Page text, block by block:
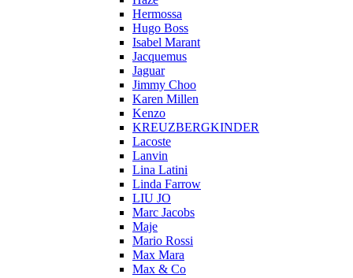
Hermossa
Hugo Boss
Isabel Marant
Jacquemus
Jaguar
Jimmy Choo
Karen Millen
Kenzo
KREUZBERGKINDER
Lacoste
Lanvin
Lina Latini
Linda Farrow
LIU JO
Marc Jacobs
Maje
Mario Rossi
Max Mara
Max & Co